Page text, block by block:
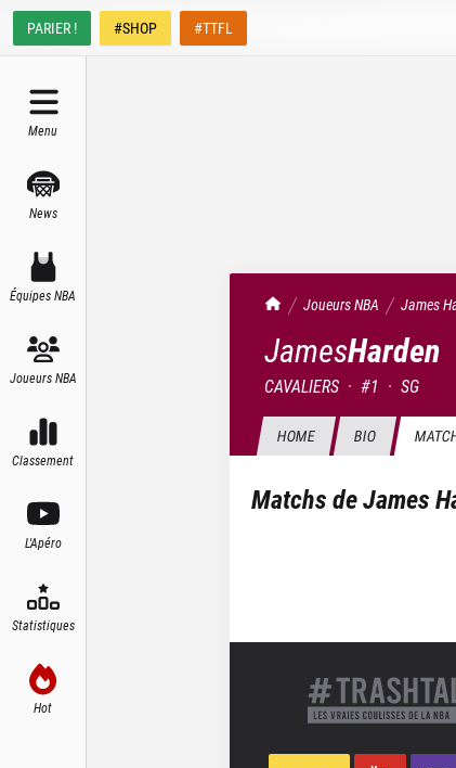
PARIER ! #SHOP #TTFL
Menu
News
Équipes NBA
Joueurs NBA
Classement
L'Apéro
Statistiques
Hot
TrashTalk Actu NBA
Joueurs NBA James
JamesHarden
CAVALIERS · #1 · SG
HOME BIO
Matchs deJames